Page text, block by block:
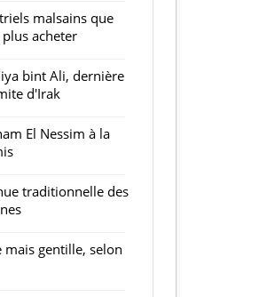
malsains que
acheter
bint Ali, dernière
d'Irak
El Nessim à la
traditionnelle des
mais gentille, selon